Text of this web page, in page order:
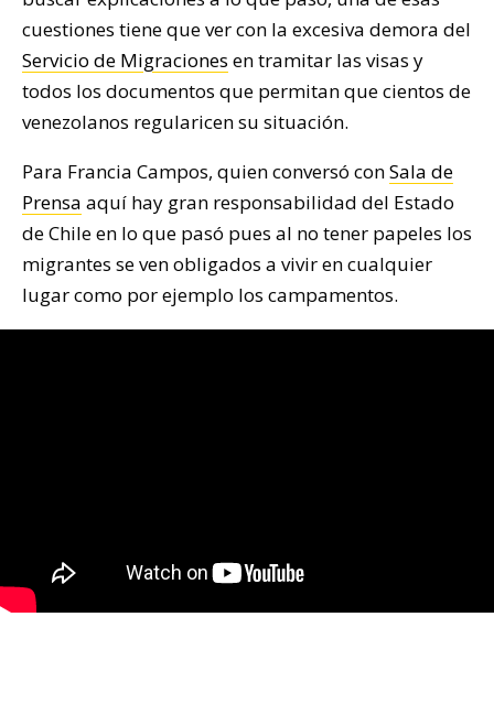
cuestiones tiene que ver con la excesiva demora del
Servicio de Migraciones en tramitar las visas y
todos los documentos que permitan que cientos de
venezolanos regularicen su situación.
Para Francia Campos, quien conversó conSala de
Prensa aquí hay gran responsabilidad del Estado
de Chile en lo que pasó pues al no tener papeles los
migrantes se ven obligados a vivir en cualquier
lugar como por ejemplo los campamentos.